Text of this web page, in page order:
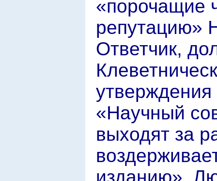
«порочащие
репутацию»
Ответчик,
«Научный
выходят за
изданию».